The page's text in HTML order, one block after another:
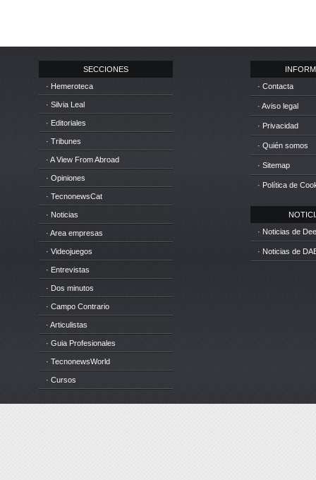
SECCIONES
· Hemeroteca
· Silvia Leal
· Editoriales
· Tribunes
· A View From Abroad
· Opiniones
· TecnonewsCat
· Noticias
· Area empresas
· Videojuegos
· Entrevistas
· Dos minutos
· Campo Contrario
· Articulistas
· Guia Profesionales
· TecnonewsWorld
· Cursos
· Contacta
· Aviso legal
· Privacidad
· Quién somos
· Sitemap
· Política de
· Noticias de
· Noticias de